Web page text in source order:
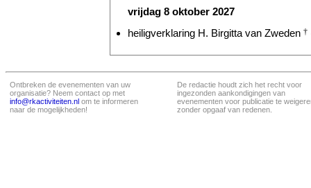
vrijdag 8 oktober 2027
heiligverklaring H. Birgitta van Zweden †
Ontbreken de evenementen van uw
organisatie? Neem contact op met
info@rkactiviteiten.nl om te informeren
naar de mogelijkheden!
De redactie houdt zich het recht voor
ingezonden aankondigingen van
evenementen voor publicatie te
zonder opgaaf van redenen.